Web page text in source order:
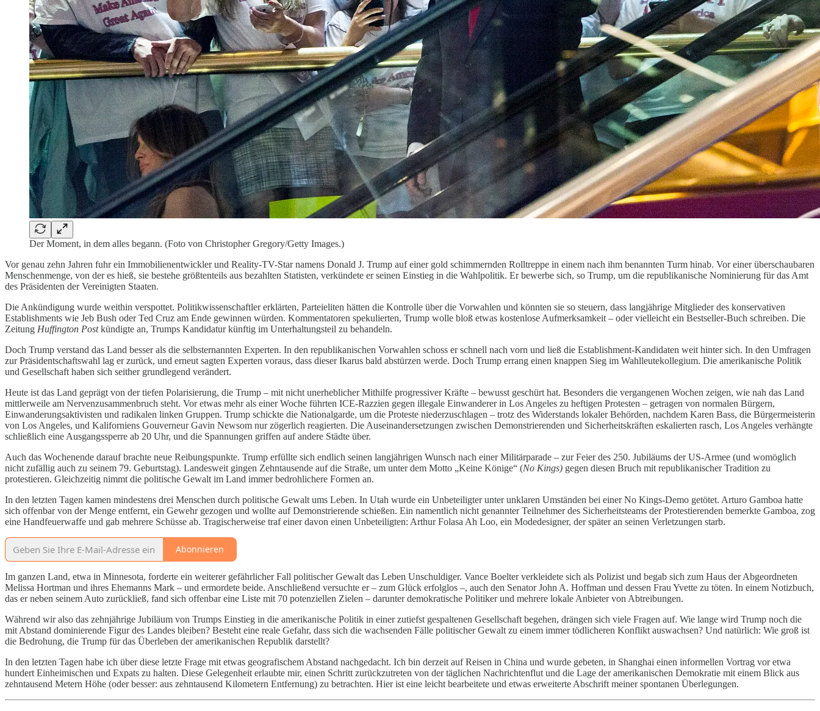
Der Moment, in dem alles begann. (Foto von Christopher Gregory/Getty Images.)
Vor genau zehn Jahren fuhr ein Immobilienentwickler und Reality-TV-Star namens Donald J. Trump auf einer gold schimmernden Rolltreppe in einem nach ihm benannten Turm hinab. Vor einer überschaubaren
Menschenmenge, von der es hieß, sie bestehe größtenteils aus bezahlten Statisten, verkündete er seinen Einstieg in die Wahlpolitik. Er bewerbe sich, so Trump, um die republikanische Nominierung für das Amt
des Präsidenten der Vereinigten Staaten.
Die Ankündigung wurde weithin verspottet. Politikwissenschaftler erklärten, Parteieliten hätten die Kontrolle über die Vorwahlen und könnten sie so steuern, dass langjährige Mitglieder des konservativen
Establishments wie Jeb Bush oder Ted Cruz am Ende gewinnen würden. Kommentatoren spekulierten, Trump wolle bloß etwas kostenlose Aufmerksamkeit – oder vielleicht ein Bestseller-Buch schreiben. Die
Zeitung Huffington Postkündigte an, Trumps Kandidatur künftig im Unterhaltungsteil zu behandeln.
Doch Trump verstand das Land besser als die selbsternannten Experten. In den republikanischen Vorwahlen schoss er schnell nach vorn und ließ die Establishment-Kandidaten weit hinter sich. In den Umfragen
zur Präsidentschaftswahl lag er zurück, und erneut sagten Experten voraus, dass dieser Ikarus bald abstürzen werde. Doch Trump errang einen knappen Sieg im Wahlleutekollegium. Die amerikanische Politik
und Gesellschaft haben sich seither grundlegend verändert.
Heute ist das Land geprägt von der tiefen Polarisierung, die Trump – mit nicht unerheblicher Mithilfe progressiver Kräfte – bewusst geschürt hat. Besonders die vergangenen Wochen zeigen, wie nah das Land
mittlerweile am Nervenzusammenbruch steht. Vor etwas mehr als einer Woche führten ICE-Razzien gegen illegale Einwanderer in Los Angeles zu heftigen Protesten – getragen von normalen Bürgern,
Einwanderungsaktivisten und radikalen linken Gruppen. Trump schickte die Nationalgarde, um die Proteste niederzuschlagen – trotz des Widerstands lokaler Behörden, nachdem Karen Bass, die Bürgermeisterin
von Los Angeles, und Kaliforniens Gouverneur Gavin Newsom nur zögerlich reagierten. Die Auseinandersetzungen zwischen Demonstrierenden und Sicherheitskräften eskalierten rasch, Los Angeles verhängte
schließlich eine Ausgangssperre ab 20 Uhr, und die Spannungen griffen auf andere Städte über.
Auch das Wochenende darauf brachte neue Reibungspunkte. Trump erfüllte sich endlich seinen langjährigen Wunsch nach einer Militärparade – zur Feier des 250. Jubiläums der US-Armee (und womöglich
nicht zufällig auch zu seinem 79. Geburtstag). Landesweit gingen Zehntausende auf die Straße, um unter dem Motto „Keine Könige“ (No Kings) gegen diesen Bruch mit republikanischer Tradition zu
protestieren. Gleichzeitig nimmt die politische Gewalt im Land immer bedrohlichere Formen an.
In den letzten Tagen kamen mindestens drei Menschen durch politische Gewalt ums Leben. In Utah wurde ein Unbeteiligter unter unklaren Umständen bei einer No Kings-Demo getötet. Arturo Gamboa hatte
sich offenbar von der Menge entfernt, ein Gewehr gezogen und wollte auf Demonstrierende schießen. Ein namentlich nicht genannter Teilnehmer des Sicherheitsteams der Protestierenden bemerkte Gamboa, zog
eine Handfeuerwaffe und gab mehrere Schüsse ab. Tragischerweise traf einer davon einen Unbeteiligten: Arthur Folasa Ah Loo, ein Modedesigner, der später an seinen Verletzungen starb.
Abonnieren
Im ganzen Land, etwa in Minnesota, forderte ein weiterer gefährlicher Fall politischer Gewalt das Leben Unschuldiger. Vance Boelter verkleidete sich als Polizist und begab sich zum Haus der Abgeordneten
Melissa Hortman und ihres Ehemanns Mark – und ermordete beide. Anschließend versuchte er – zum Glück erfolglos –, auch den Senator John A. Hoffman und dessen Frau Yvette zu töten. In einem Notizbuch,
das er neben seinem Auto zurückließ, fand sich offenbar eine Liste mit 70 potenziellen Zielen – darunter demokratische Politiker und mehrere lokale Anbieter von Abtreibungen.
Während wir also das zehnjährige Jubiläum von Trumps Einstieg in die amerikanische Politik in einer zutiefst gespaltenen Gesellschaft begehen, drängen sich viele Fragen auf. Wie lange wird Trump noch die
mit Abstand dominierende Figur des Landes bleiben? Besteht eine reale Gefahr, dass sich die wachsenden Fälle politischer Gewalt zu einem immer tödlicheren Konflikt auswachsen? Und natürlich: Wie groß ist
die Bedrohung, die Trump für das Überleben der amerikanischen Republik darstellt?
In den letzten Tagen habe ich über diese letzte Frage mit etwas geografischem Abstand nachgedacht. Ich bin derzeit auf Reisen in China und wurde gebeten, in Shanghai einen informellen Vortrag vor etwa
hundert Einheimischen und Expats zu halten. Diese Gelegenheit erlaubte mir, einen Schritt zurückzutreten von der täglichen Nachrichtenflut und die Lage der amerikanischen Demokratie mit einem Blick aus
zehntausend Metern Höhe (oder besser: aus zehntausend Kilometern Entfernung) zu betrachten. Hier ist eine leicht bearbeitete und etwas erweiterte Abschrift meiner spontanen Überlegungen.